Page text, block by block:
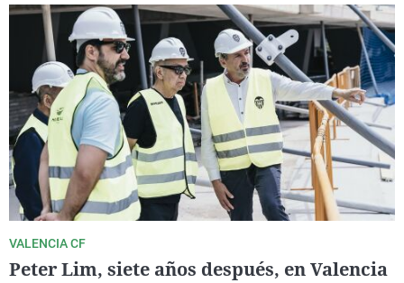
VALENCIA CF
Peter Lim, siete años después, en Valencia